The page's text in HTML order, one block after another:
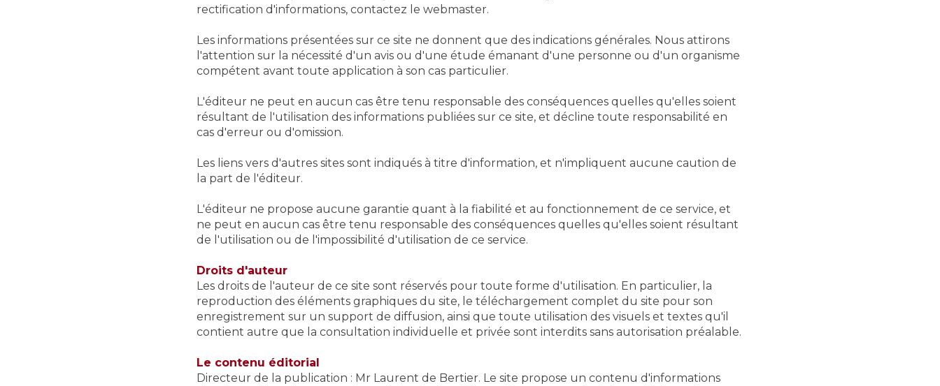
rectification d'informations, contactez le webmaster.
Les informations présentées sur ce site ne donnent que des indications générales. Nous attirons
l'attention sur la nécessité d'un avis ou d'une étude émanant d'une personne ou d'un organisme
compétent avant toute application à son cas particulier.
L'éditeur ne peut en aucun cas être tenu responsable des conséquences quelles qu'elles soient
résultant de l'utilisation des informations publiées sur ce site, et décline toute responsabilité en
cas d'erreur ou d'omission.
Les liens vers d'autres sites sont indiqués à titre d'information, et n'impliquent aucune caution de
la part de l'éditeur.
L'éditeur ne propose aucune garantie quant à la fiabilité et au fonctionnement de ce service, et
ne peut en aucun cas être tenu responsable des conséquences quelles qu'elles soient résultant
de l'utilisation ou de l'impossibilité d'utilisation de ce service.
Droits d'auteur
Les droits de l'auteur de ce site sont réservés pour toute forme d'utilisation. En particulier, la
reproduction des éléments graphiques du site, le téléchargement complet du site pour son
enregistrement sur un support de diffusion, ainsi que toute utilisation des visuels et textes qu'il
contient autre que la consultation individuelle et privée sont interdits sans autorisation préalable.
Le contenu éditorial
Directeur de la publication : Mr Laurent de Bertier. Le site propose un contenu d'informations